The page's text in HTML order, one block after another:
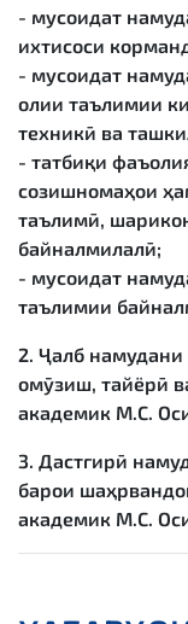
- мусоидат
ихтисоси
- мусоидат
олии таълимии
техникӣ ва
- татбиқи
созишномаҳои
таълимӣ,
байналмилалӣ;
- мусоидат
таълимии
2. Ҷалб
омӯзиш, тайёрӣ
академик М.С.
3. Дастгирӣ
барои
академик М.С.